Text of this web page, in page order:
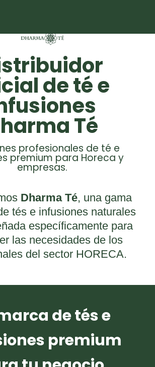
de té e
Té
profesionales de té e
premium para Horeca y
empresas.
Dharma Té, una gama
tés e infusiones naturales
específicamente para
las necesidades de los
del sector HORECA.
de tés e
premium